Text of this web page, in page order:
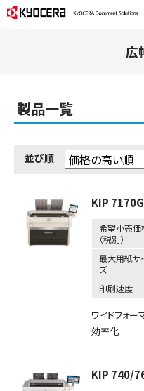
広
製品一覧
並び順
KIP 7170G
希望小売価
（税別）
最大用紙サ
ズ
印刷速度
ワイドフォー
効率化
KIP 740/